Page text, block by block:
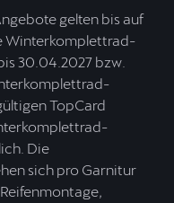
gelten bis auf
Winterkomplettrad-
30.04.2027 bzw.
TopCard
Die
sich pro Garnitur